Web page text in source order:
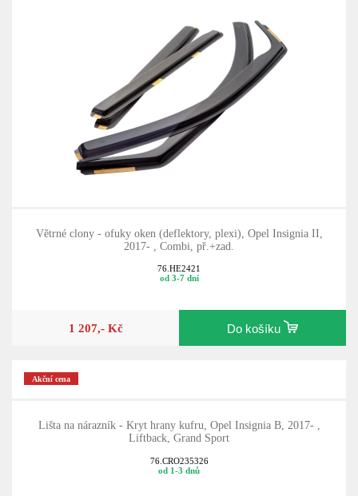
Větrné clony - ofuky oken (deflektory, plexi), Opel Insignia II,
2017- , Combi, př.+zad.
76.HE2421
od 3-7 dní
1 207,- Kč Do košíku
Akční cena
Lišta na nárazník - Kryt hrany kufru, Opel Insignia B, 2017- ,
Liftback, Grand Sport
76.CRO235326
od 1-3 dnů